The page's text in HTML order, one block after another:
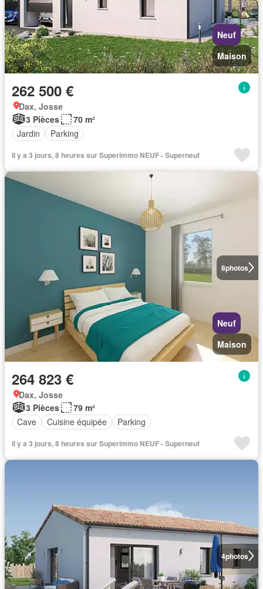
Neuf
Maison
262 500 €
Dax, Josse
3 Pièces
70 m²
Jardin
Parking
Il y a 3 jours, 8 heures sur Superimmo NEUF - Superneuf
8photos
Neuf
Maison
264 823 €
Dax, Josse
3 Pièces
79 m²
Cave
Cuisine équipée Parking
Il y a 3 jours, 8 heures sur Superimmo NEUF - Superneuf
4photos